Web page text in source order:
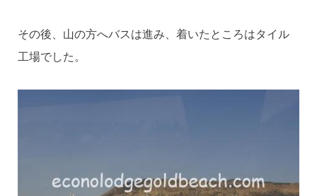
その後、山の方へバスは進み、着いたところはタイル
工場でした。